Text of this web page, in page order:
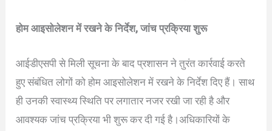
होम आइसोलेशन में रखने के निर्देश, जांच प्रक्रिया शुरू
आईडीएसपी से मिली सूचना के बाद प्रशासन ने तुरंत कार्रवाई करते
हुए संबंधित लोगों को होम आइसोलेशन में रखने के निर्देश दिए हैं। साथ
ही उनकी स्वास्थ्य स्थिति पर लगातार नजर रखी जा रही है और
आवश्यक जांच प्रक्रिया भी शुरू कर दी गई है।अधिकारियों के